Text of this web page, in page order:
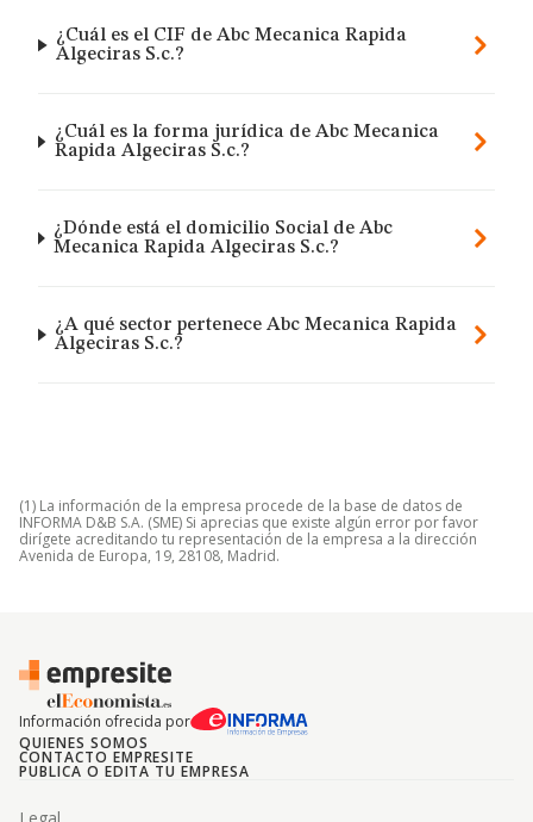
¿Cuál es el CIF de Abc Mecanica Rapida
Algeciras S.c.?
¿Cuál es la forma jurídica de Abc Mecanica
Rapida Algeciras S.c.?
¿Dónde está el domicilio Social de Abc
Mecanica Rapida Algeciras S.c.?
¿A qué sector pertenece Abc Mecanica Rapida
Algeciras S.c.?
(1) La información de la empresa procede de la base de datos de
INFORMA D&B S.A. (SME) Si aprecias que existe algún error por favor
dirígete acreditando tu representación de la empresa a la dirección
Avenida de Europa, 19, 28108, Madrid.
Información ofrecida por
QUIENES SOMOS
CONTACTO EMPRESITE
PUBLICA O EDITA TU EMPRESA